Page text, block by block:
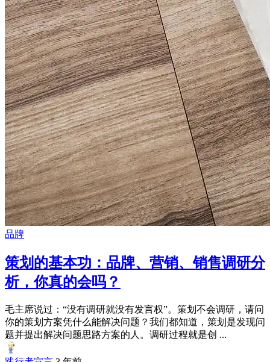
品牌
策划的基本功：品牌、营销、销售调研分
析，你真的会吗？
毛主席说过：“没有调研就没有发言权”。策划不会调研，请问
你的策划方案凭什么能解决问题？我们都知道，策划是发现问
题并提出解决问题思路方案的人。调研过程就是创 ...